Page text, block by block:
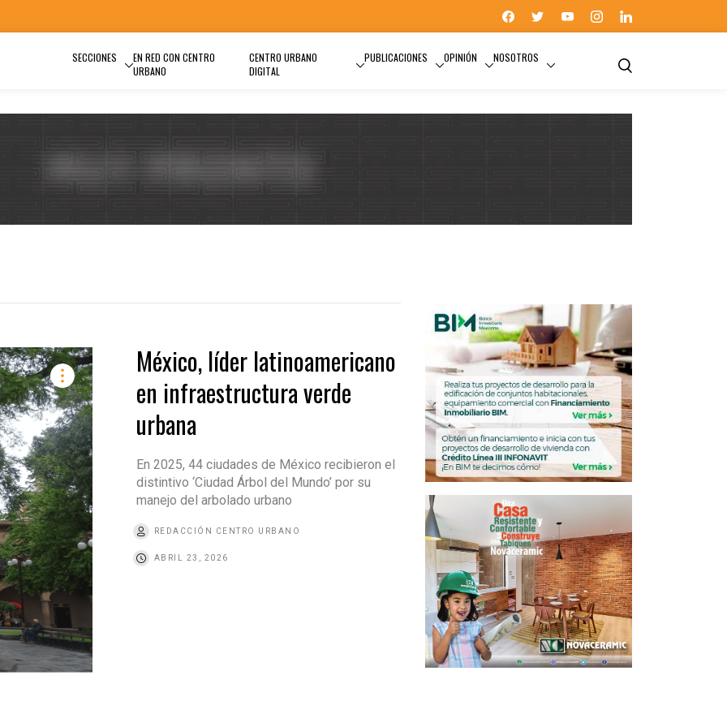
SECCIONES
EN RED CON CENTRO
URBANO
CENTRO URBANO
DIGITAL
PUBLICACIONES OPINIÓN NOSOTROS
México, líder latinoamericano
en infraestructura verde
urbana
En 2025, 44 ciudades de México recibieron el
distintivo ‘Ciudad Árbol del Mundo’ por su
manejo del arbolado urbano
REDACCIÓN CENTRO URBANO
ABRIL 23, 2026